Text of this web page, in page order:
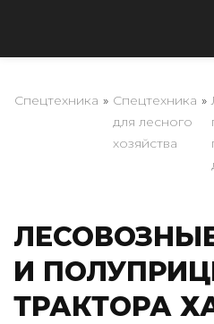
Спецтехника » Спецтехника
для лесного
хозяйства
»
И
ТРАКТОРА